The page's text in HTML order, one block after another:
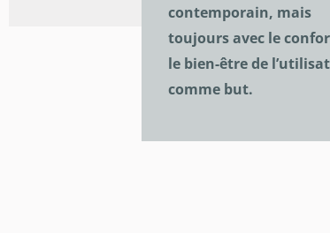
contemporain, mais
toujours avec le
le bien-être de
comme but.